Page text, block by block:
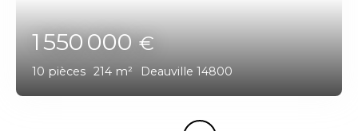
1 550 000€
10 pièces 214 m² Deauville 14800